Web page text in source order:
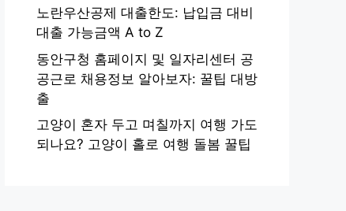
노란우산공제 대출한도: 납입금 대비
대출 가능금액 A to Z
동안구청 홈페이지 및 일자리센터 공
공근로 채용정보 알아보자: 꿀팁 대방
출
고양이 혼자 두고 며칠까지 여행 가도
되나요? 고양이 홀로 여행 돌봄 꿀팁